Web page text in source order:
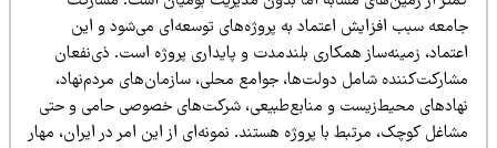
سبب افزایش اعتماد به پروژه‌های توسعه‌ای می‌شود و این
زمینه‌ساز همکاری بلندمدت و پایداری پروژه است. ذی‌نفعان
شامل دولت‌ها، جوامع محلی، سازمان‌های مردم‌نهاد،
محیط‌زیست و منابع‌طبیعی، شرکت‌های خصوصی حامی و حتی
کوچک، مرتبط با پروژه هستند. نمونه‌ای از این امر در ایران، مهار